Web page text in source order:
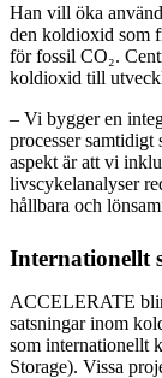
Han vill öka
den koldioxid som
för fossil CO₂.
koldioxid till
– Vi bygger en
processer
aspekt är att vi
livscykelanalyser
hållbara och
Internationellt
ACCELERATE
satsningar inom
som internationellt
Storage). Vissa